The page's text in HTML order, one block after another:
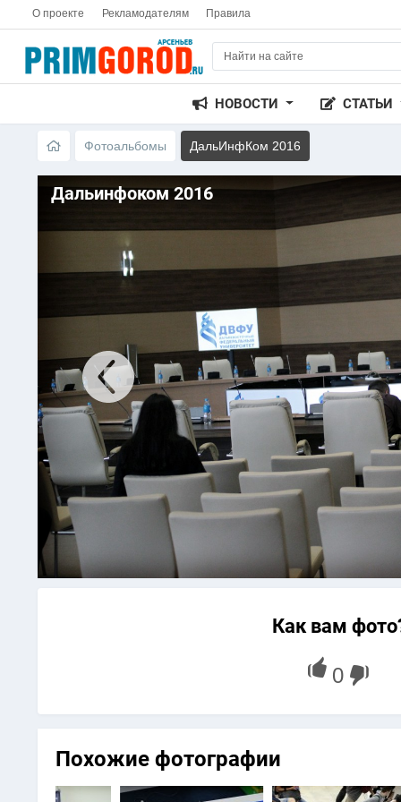
О проекте Рекламодателям Правила
НОВОСТИ СТАТЬИ
Фотоальбомы ДальИнфКом 2016
Дальинфоком 2016
Как вам
Похожие фотографии